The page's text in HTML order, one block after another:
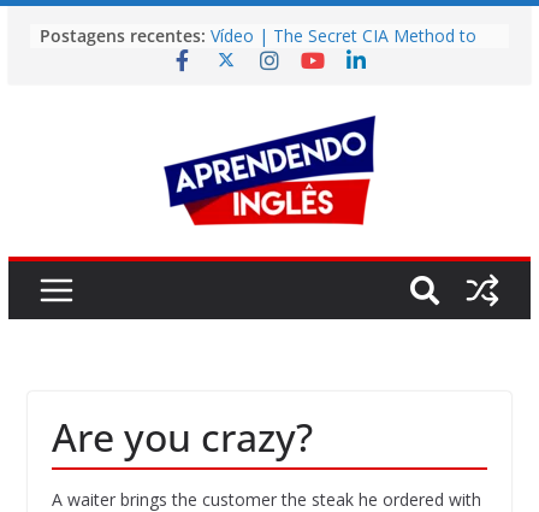
para
Postagens recentes: Vídeo | The Secret CIA Method to
Learn Any Language in 11 Days
Vídeo | Do imaginary friends make
you smarter?
Story | Brasília: The City That Rose
from the Wilderness
Easy English Song | Somewhere
Over the Rainbow (Israel
Are you crazy?
A waiter brings the customer the steak he ordered with